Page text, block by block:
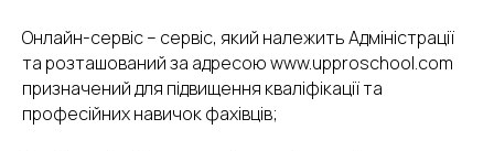
Онлайн-сервіс – сервіс, який належить Адміністрації
та розташований за адресою www.upproschool.com
призначений для підвищення кваліфікації та
професійних навичок фахівців;